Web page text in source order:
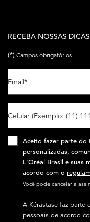
RECEBA NOSSAS
(*) Campos obrigatórios
Email*
Celular (Exemplo: (11)
Aceito fazer parte do
personalizadas,
L'Oréal Brasil e suas
acordo com o
Você pode cancelar a
A Kérastase faz parte
pessoais de acordo